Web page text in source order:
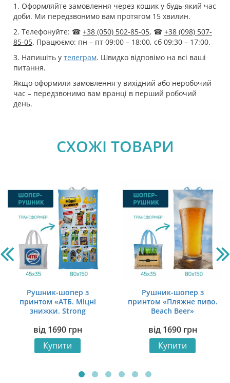
1. Оформляйте замовлення через кошик у будь-який час
доби. Ми передзвонимо вам протягом 15 хвилин.
2. Телефонуйте: ☎ +38 (050) 502-85-05, ☎ +38 (098) 507-
85-05. Працюємо: пн – пт 09:00 – 18:00, сб 09:30 – 17:00.
3. Напишіть у телеграм. Швидко відповімо на всі ваші
питання.
Якщо оформили замовлення у вихідний або неробочий
час – передзвонимо вам вранці в перший робочий
день.
СХОЖІ ТОВАРИ
Рушник-шопер з
принтом «АТБ. Міцні
знижки. Strong
від 1690 грн
Купити
Рушник-шопер з
принтом «Пляжне пиво.
Beach Beer»
від 1690 грн
Купити